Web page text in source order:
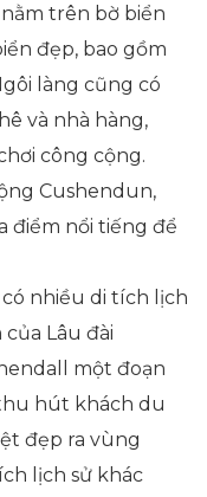
trên bờ biển
đẹp, bao gồm
làng cũng có
và nhà hàng,
công cộng.
Cushendun,
điểm nổi tiếng để
nhiều di tích lịch
Lâu đài
một đoạn
hút khách du
đẹp ra vùng
lịch sử khác